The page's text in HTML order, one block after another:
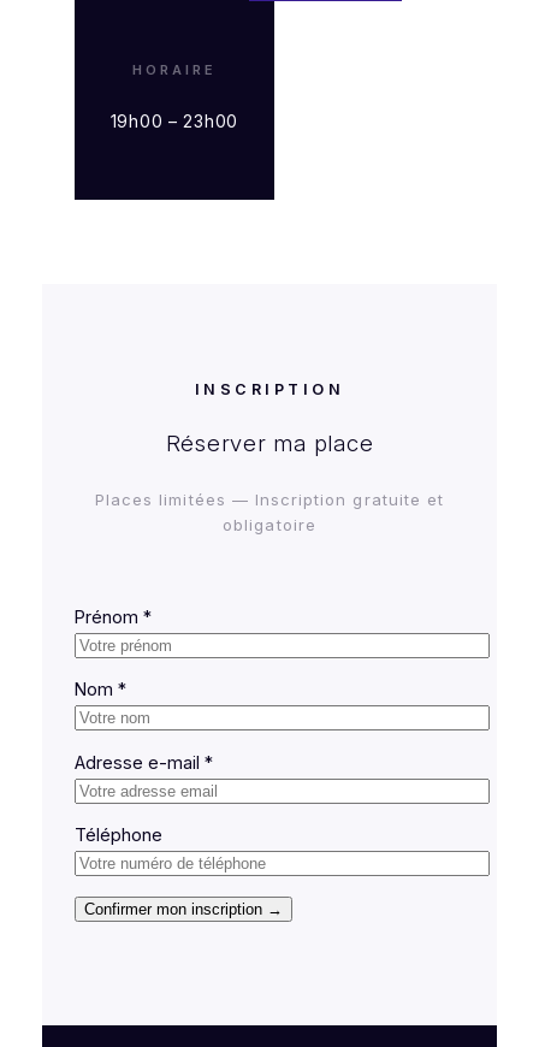
HORAIRE
19h00 – 23h00
INSCRIPTION
Réserver ma place
Places limitées — Inscription gratuite et
obligatoire
Prénom *
Nom *
Adresse e-mail *
Téléphone